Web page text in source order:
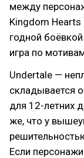
между
Kingdom
годной
игра по
Undertale —
складывается
для 12-летних
же, что у
Если